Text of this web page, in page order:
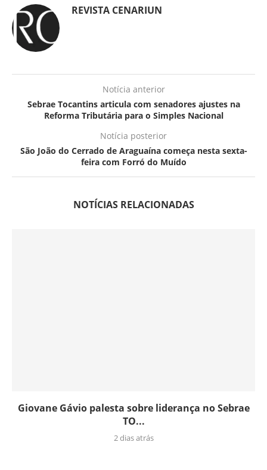
REVISTA CENARIUN
Notícia anterior
Sebrae Tocantins articula com senadores ajustes na
Reforma Tributária para o Simples Nacional
Notícia posterior
São João do Cerrado de Araguaína começa nesta sexta-
feira com Forró do Muído
NOTÍCIAS RELACIONADAS
Giovane Gávio palesta sobre liderança no Sebrae
TO...
2 dias atrás